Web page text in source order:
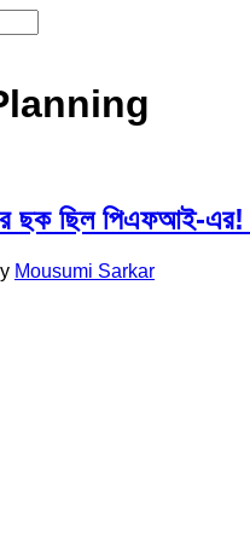
ছক ছিল পিএফআই-এর!
Mousumi Sarkar